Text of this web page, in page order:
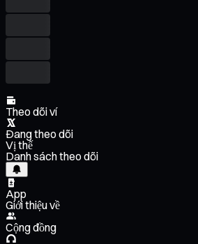
Theo dõi ví
Đang theo dõi
Vị thế
Danh sách theo dõi
App
Giới thiệu về
Cộng đồng